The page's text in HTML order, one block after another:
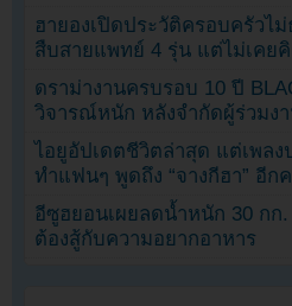
ฮายองเปิดประวัติครอบครัวไ
สืบสายแพทย์ 4 รุ่น แต่ไม่เคย
ดราม่างานครบรอบ 10 ปี
วิจารณ์หนัก หลังจำกัดผู้ร่วมง
ไอยูอัปเดตชีวิตล่าสุด แต่เพลง
ทำแฟนๆ พูดถึง “จางกีฮา” อีก
อีซูฮยอนเผยลดน้ำหนัก 30 กก
ต้องสู้กับความอยากอาหาร